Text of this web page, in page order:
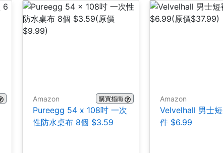
Amazon 購買指南
Pureegg 54 x 108吋 一次
性防水桌布 8個 $3.59
Amazon
Velvelhall 男士
件 $6.99